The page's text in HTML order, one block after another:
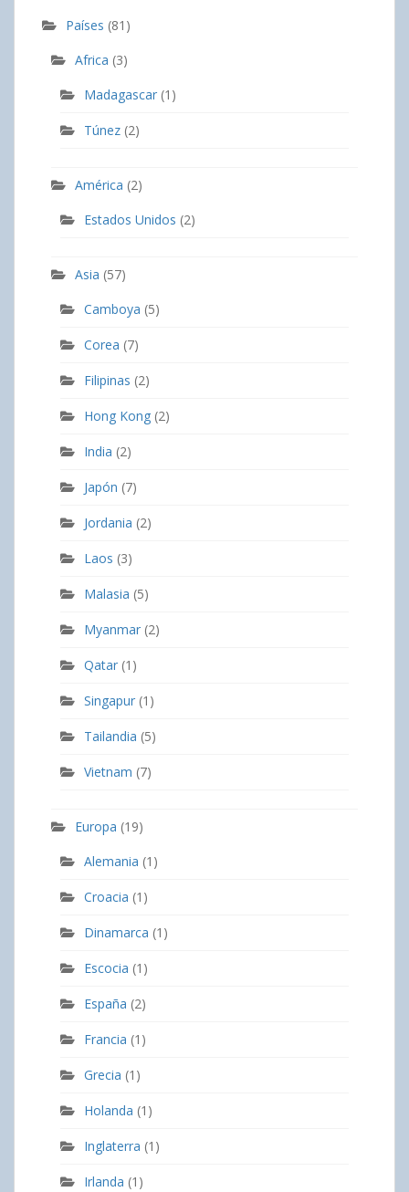
Países (81)
Africa (3)
Madagascar (1)
Túnez (2)
América (2)
Estados Unidos (2)
Asia (57)
Camboya (5)
Corea (7)
Filipinas (2)
Hong Kong (2)
India (2)
Japón (7)
Jordania (2)
Laos (3)
Malasia (5)
Myanmar (2)
Qatar (1)
Singapur (1)
Tailandia (5)
Vietnam (7)
Europa (19)
Alemania (1)
Croacia (1)
Dinamarca (1)
Escocia (1)
España (2)
Francia (1)
Grecia (1)
Holanda (1)
Inglaterra (1)
Irlanda (1)